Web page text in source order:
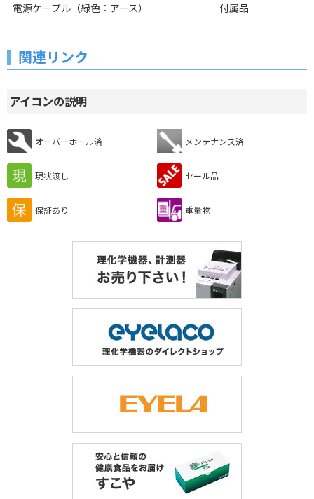
電源ケーブル（緑色：アース）
付属品
関連リンク
アイコンの説明
オーバーホール済 メンテナンス済
現状渡し セール品
保証あり 重量物